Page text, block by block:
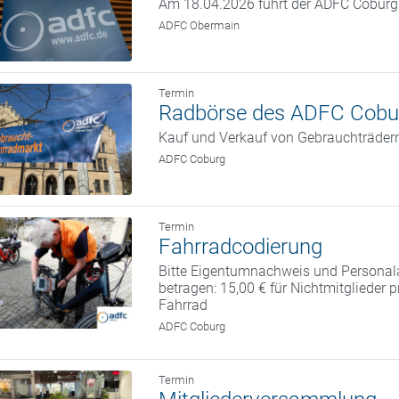
Am 18.04.2026 führt der ADFC
ADFC Obermain
Termin
Radbörse des ADFC
Kauf und Verkauf von
ADFC Coburg
Termin
Fahrradcodierung
Bitte Eigentumnachweis und
betragen: 15,00 € für Nichtmitglieder
Fahrrad
ADFC Coburg
Termin